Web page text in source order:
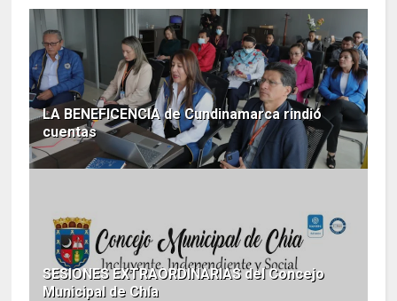
LA BENEFICENCIA de Cundinamarca rindió
cuentas
SESIONES EXTRAORDINARIAS del Concejo
Municipal de Chía